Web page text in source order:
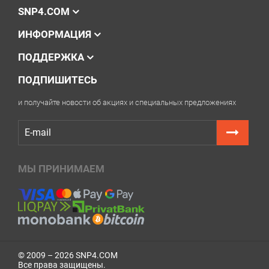
SNP4.COM
ИНФОРМАЦИЯ
ПОДДЕРЖКА
ПОДПИШИТЕСЬ
и получайте новости об акциях и специальных предложениях
МЫ ПРИНИМАЕМ
© 2009 – 2026 SNP4.COM
Все права защищены.